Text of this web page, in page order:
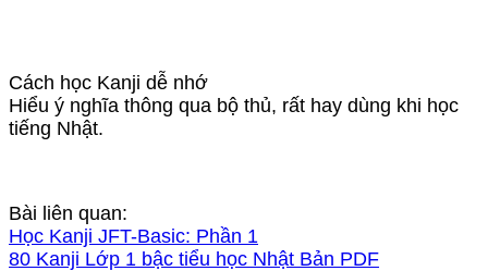
Cách học Kanji dễ nhớ
Hiểu ý nghĩa thông qua bộ thủ, rất hay dùng khi học
tiếng Nhật.
Bài liên quan:
Học Kanji JFT-Basic: Phần 1
80 Kanji Lớp 1 bậc tiểu học Nhật Bản PDF